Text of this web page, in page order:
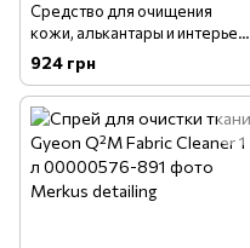
Средство для очищения
кожи, алькантары и интерьера
автомобиля CarPro Inside 500
924 грн